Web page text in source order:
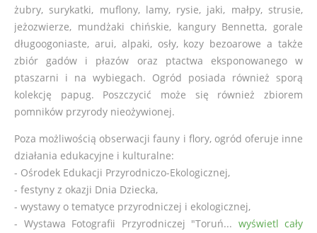
żubry, surykatki, muflony, lamy, rysie, jaki, małpy, strusie,
jeżozwierze, mundżaki chińskie, kangury Bennetta, gorale
długoogoniaste, arui, alpaki, osły, kozy bezoarowe a także
zbiór gadów i płazów oraz ptactwa eksponowanego w
ptaszarni i na wybiegach. Ogród posiada również sporą
kolekcję papug. Poszczycić może się również zbiorem
pomników przyrody nieożywionej.
Poza możliwością obserwacji fauny i flory, ogród oferuje inne
działania edukacyjne i kulturalne:
- Ośrodek Edukacji Przyrodniczo-Ekologicznej,
- festyny z okazji Dnia Dziecka,
- wystawy o tematyce przyrodniczej i ekologicznej,
- Wystawa Fotografii Przyrodniczej "Toruń... wyświetl cały